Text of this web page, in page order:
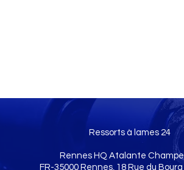
Ressorts à lames 24
Rennes HQ Atalante
FR-35000 Rennes, 18 Rue du